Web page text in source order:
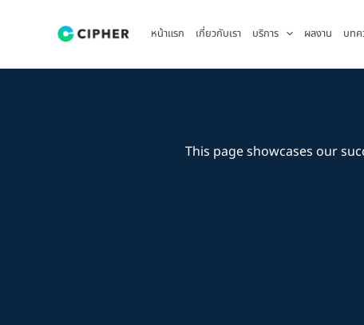
หน้าแรก เกี่ยวกับเรา บริการ ผลงาน บทค
This page showcases our